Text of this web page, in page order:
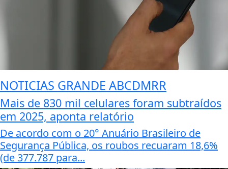
NOTICIAS GRANDE ABCDMRR
Mais de 830 mil celulares foram subtraídos
em 2025, aponta relatório
De acordo com o 20° Anuário Brasileiro de
Segurança Pública, os roubos recuaram 18,6%
(de 377.787 para...